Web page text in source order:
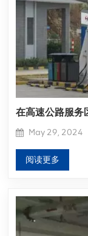
在高速公路服务
May 29, 2024
阅读更多